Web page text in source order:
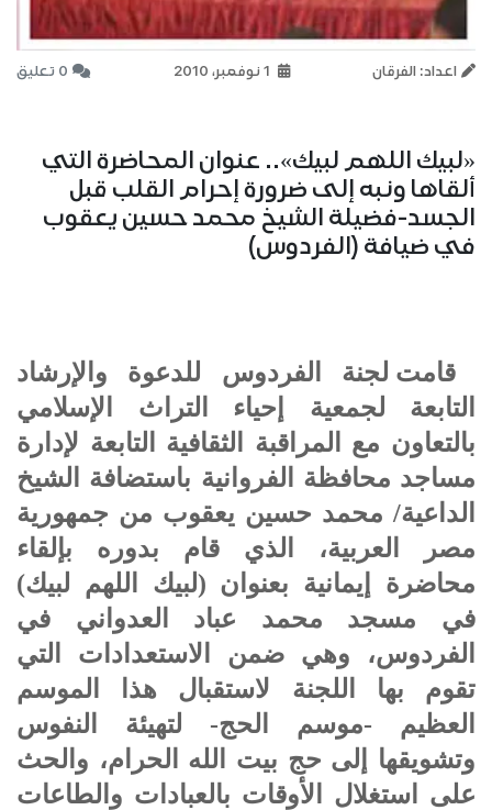
اعداد: الفرقان 0 تعليق
«لبيك اللهم لبيك».. عنوان المحاضرة التي
ألقاها ونبه إلى ضرورة إحرام القلب قبل
الجسد-فضيلة الشيخ محمد حسين يعقوب
في ضيافة (الفردوس)
قامت لجنة الفردوس للدعوة والإرشاد
التابعة لجمعية إحياء التراث الإسلامي
بالتعاون مع المراقبة الثقافية التابعة لإدارة
مساجد محافظة الفروانية باستضافة الشيخ
الداعية/ محمد حسين يعقوب من جمهورية
مصر العربية، الذي قام بدوره بإلقاء
محاضرة إيمانية بعنوان (لبيك اللهم لبيك)
في مسجد محمد عباد العدواني في
الفردوس، وهي ضمن الاستعدادات التي
تقوم بها اللجنة لاستقبال هذا الموسم
العظيم -موسم الحج- لتهيئة النفوس
وتشويقها إلى حج بيت الله الحرام، والحث
على استغلال الأوقات بالعبادات والطاعات